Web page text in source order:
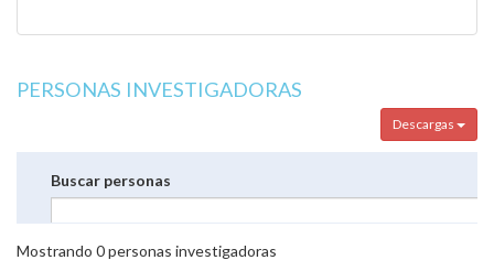
PERSONAS INVESTIGADORAS
Descargas
Buscar personas
Mostrando 0personas investigadoras